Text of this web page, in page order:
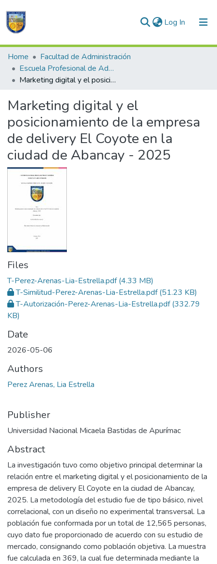
Log In (current)
Communities & Collections
All of DSpace
Home
Facultad de Administración
Escuela Profesional de Administración
Marketing digital y el posicionamiento de la empresa de delivery El Coyote en la ciudad de Abancay - 2025
Marketing digital y el
posicionamiento de la empresa
de delivery El Coyote en la
ciudad de Abancay - 2025
Files
T-Perez-Arenas-Lia-Estrella.pdf(4.33 MB)
T-Similitud-Perez-Arenas-Lia-Estrella.pdf(51.23 KB)
T-Autorización-Perez-Arenas-Lia-Estrella.pdf(332.79
KB)
Date
2026-05-06
Authors
Perez Arenas, Lia Estrella
Publisher
Universidad Nacional Micaela Bastidas de Apurímac
Abstract
La investigación tuvo como objetivo principal determinar la
relación entre el marketing digital y el posicionamiento de la
empresa de delivery El Coyote en la ciudad de Abancay,
2025. La metodología del estudio fue de tipo básico, nivel
correlacional, con un diseño no experimental transversal. La
población fue conformada por un total de 12,565 personas,
cuyo dato fue proporcionado de acuerdo con su estudio de
mercado, consignando como población objetiva. La muestra
fue calculada en 369, la cual fue determinada mediante la